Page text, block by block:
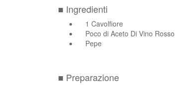
■ Ingredienti
1 Cavolfiore
Poco di Aceto Di Vino Rosso
Pepe
■ Preparazione